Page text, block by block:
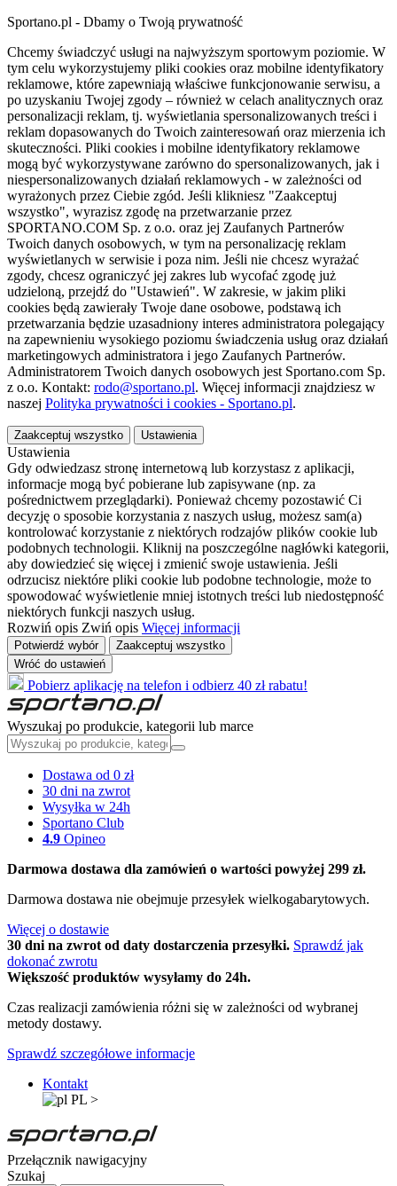
Sportano.pl - Dbamy o Twoją prywatność
Chcemy świadczyć usługi na najwyższym sportowym poziomie. W
tym celu wykorzystujemy pliki cookies oraz mobilne identyfikatory
reklamowe, które zapewniają właściwe funkcjonowanie serwisu, a
po uzyskaniu Twojej zgody – również w celach analitycznych oraz
personalizacji reklam, tj. wyświetlania spersonalizowanych treści i
reklam dopasowanych do Twoich zainteresowań oraz mierzenia ich
skuteczności. Pliki cookies i mobilne identyfikatory reklamowe
mogą być wykorzystywane zarówno do spersonalizowanych, jak i
niespersonalizowanych działań reklamowych - w zależności od
wyrażonych przez Ciebie zgód. Jeśli klikniesz "Zaakceptuj
wszystko", wyrazisz zgodę na przetwarzanie przez
SPORTANO.COM Sp. z o.o. oraz jej Zaufanych Partnerów
Twoich danych osobowych, w tym na personalizację reklam
wyświetlanych w serwisie i poza nim. Jeśli nie chcesz wyrażać
zgody, chcesz ograniczyć jej zakres lub wycofać zgodę już
udzieloną, przejdź do "Ustawień". W zakresie, w jakim pliki
cookies będą zawierały Twoje dane osobowe, podstawą ich
przetwarzania będzie uzasadniony interes administratora polegający
na zapewnieniu wysokiego poziomu świadczenia usług oraz działań
marketingowych administratora i jego Zaufanych Partnerów.
Administratorem Twoich danych osobowych jest Sportano.com Sp.
z o.o. Kontakt: rodo@sportano.pl. Więcej informacji znajdziesz w
naszej Polityka prywatności i cookies - Sportano.pl.
Zaakceptuj wszystko Ustawienia
Ustawienia
Gdy odwiedzasz stronę internetową lub korzystasz z aplikacji,
informacje mogą być pobierane lub zapisywane (np. za
pośrednictwem przeglądarki). Ponieważ chcemy pozostawić Ci
decyzję o sposobie korzystania z naszych usług, możesz sam(a)
kontrolować korzystanie z niektórych rodzajów plików cookie lub
podobnych technologii. Kliknij na poszczególne nagłówki kategorii,
aby dowiedzieć się więcej i zmienić swoje ustawienia. Jeśli
odrzucisz niektóre pliki cookie lub podobne technologie, może to
spowodować wyświetlenie mniej istotnych treści lub niedostępność
niektórych funkcji naszych usług.
Rozwiń opis Zwiń opis Więcej informacji
Potwierdź wybór
Zaakceptuj wszystko
Wróć do ustawień
Pobierz aplikację na telefon i odbierz 40 zł rabatu!
Wyszukaj po produkcie, kategorii lub marce
Dostawa od 0 zł
30 dni na zwrot
Wysyłka w 24h
Sportano Club
4.9 Opineo
Darmowa dostawa dla zamówień o wartości powyżej 299 zł.
Darmowa dostawa nie obejmuje przesyłek wielkogabarytowych.
Więcej o dostawie
30 dni na zwrot od daty dostarczenia przesyłki. Sprawdź jak
dokonać zwrotu
Większość produktów wysyłamy do 24h.
Czas realizacji zamówienia różni się w zależności od wybranej
metody dostawy.
Sprawdź szczegółowe informacje
Kontakt
PL >
Przełącznik nawigacyjny
Szukaj